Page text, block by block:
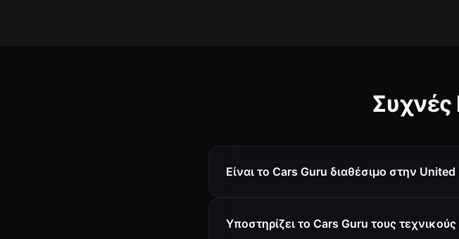
Συχνές
Είναι το Cars Guru διαθέσιμο στην
Υποστηρίζει το Cars Guru τους